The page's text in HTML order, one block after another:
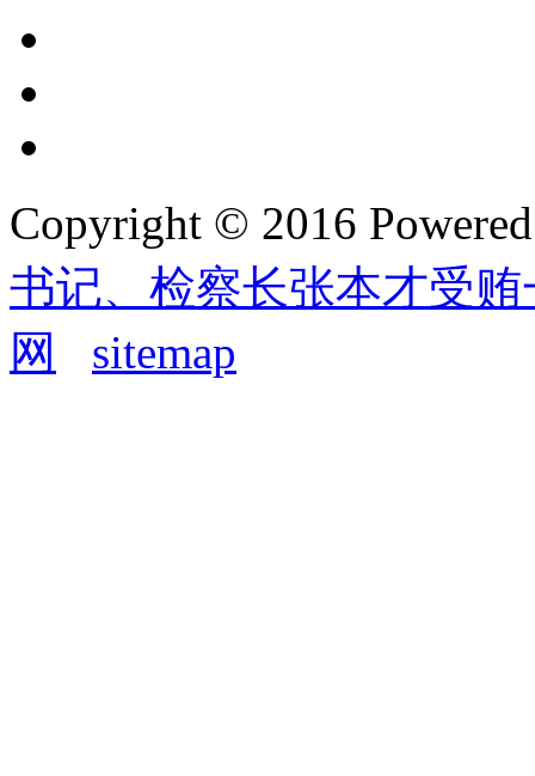
Copyright © 2016
书记、检察长张本才受
网
sitemap